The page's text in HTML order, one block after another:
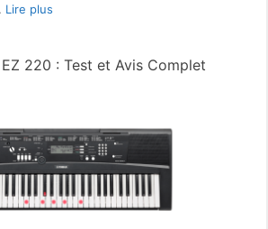
Lire plus
220 : Test et Avis Complet